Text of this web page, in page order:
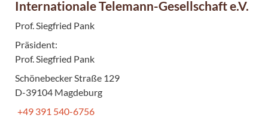
Internationale Telemann-Gesellschaft e.V.
Prof. Siegfried Pank
Präsident:
Prof. Siegfried Pank
Schönebecker Straße 129
D-39104 Magdeburg
+49 391 540-6756